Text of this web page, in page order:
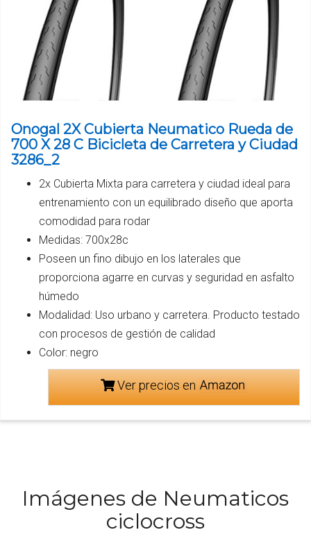
Onogal 2X Cubierta Neumatico Rueda de
700 X 28 C Bicicleta de Carretera y Ciudad
3286_2
2x Cubierta Mixta para carretera y ciudad ideal para
entrenamiento con un equilibrado diseño que aporta
comodidad para rodar
Medidas: 700x28c
Poseen un fino dibujo en los laterales que
proporciona agarre en curvas y seguridad en asfalto
húmedo
Modalidad: Uso urbano y carretera. Producto testado
con procesos de gestión de calidad
Color: negro
Ver precios en
Imágenes de Neumaticos
ciclocross